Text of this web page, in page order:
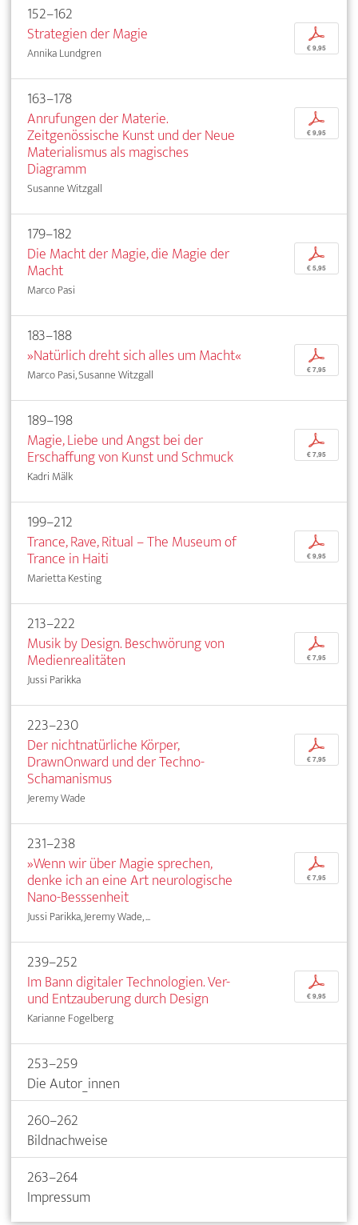
152–162
Strategien der Magie
Annika Lundgren
p
€ 9,95
163–178
Anrufungen der Materie.
Zeitgenössische Kunst und der Neue
Materialismus als magisches
Diagramm
Susanne Witzgall
p
€ 9,95
179–182
Die Macht der Magie, die Magie der
Macht
Marco Pasi
p
€ 5,95
183–188
»Natürlich dreht sich alles um Macht«
Marco Pasi, Susanne Witzgall
p
€ 7,95
189–198
Magie, Liebe und Angst bei der
Erschaffung von Kunst und Schmuck
Kadri Mälk
p
€ 7,95
199–212
Trance, Rave, Ritual – The Museum of
Trance in Haiti
Marietta Kesting
p
€ 9,95
213–222
Musik by Design. Beschwörung von
Medienrealitäten
Jussi Parikka
p
€ 7,95
223–230
Der nichtnatürliche Körper,
DrawnOnward und der Techno-
Schamanismus
Jeremy Wade
p
€ 7,95
231–238
»Wenn wir über Magie sprechen,
denke ich an eine Art neurologische
Nano-Besssenheit
Jussi Parikka, Jeremy Wade, ...
p
€ 7,95
239–252
Im Bann digitaler Technologien. Ver-
und Entzauberung durch Design
Karianne Fogelberg
p
€ 9,95
253–259
Die Autor_innen
260–262
Bildnachweise
263–264
Impressum